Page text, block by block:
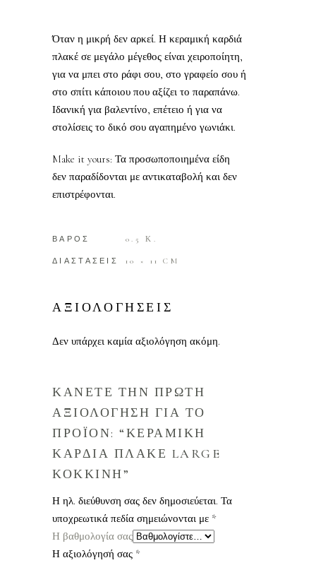
Όταν η μικρή δεν αρκεί. Η κεραμική καρδιά
πλακέ σε μεγάλο μέγεθος είναι χειροποίητη,
για να μπει στο ράφι σου, στο γραφείο σου ή
στο σπίτι κάποιου που αξίζει το παραπάνω.
Ιδανική για βαλεντίνο, επέτειο ή για να
στολίσεις το δικό σου αγαπημένο γωνιάκι.
Make it yours: Τα προσωποποιημένα είδη
δεν παραδίδονται με αντικαταβολή και δεν
επιστρέφονται.
ΒΑΡΟΣ 0.5 Κ.
ΔΙΑΣΤΑΣΕΙΣ 10 × 11 CM
ΑΞΙΟΛΟΓΗΣΕΙΣ
Δεν υπάρχει καμία αξιολόγηση ακόμη.
ΚΑΝΕΤΕ ΤΗΝ ΠΡΩΤΗ
ΑΞΙΟΛΟΓΗΣΗ ΓΙΑ ΤΟ
ΠΡΟΪΟΝ: “ΚΕΡΑΜΙΚΗ
ΚΑΡΔΙΑ ΠΛΑΚΕ LARGE
ΚΟΚΚΙΝΗ”
Η ηλ. διεύθυνση σας δεν δημοσιεύεται. Τα
υποχρεωτικά πεδία σημειώνονται με *
Η βαθμολογία σας
Η αξιολόγησή σας *